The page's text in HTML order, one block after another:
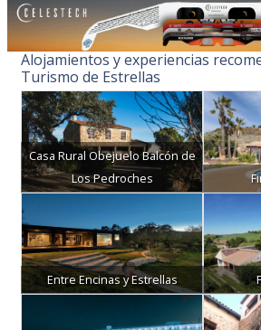
Alojamientos y experiencias
Turismo de Estrellas
Casa Rural Obejuelo Balcón de
Los Pedroches
Entre Encinas y Estrellas